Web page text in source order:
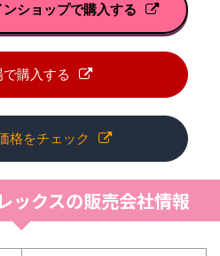
ショップで購入する
購入する
格をチェック
ックスの販売会社情報